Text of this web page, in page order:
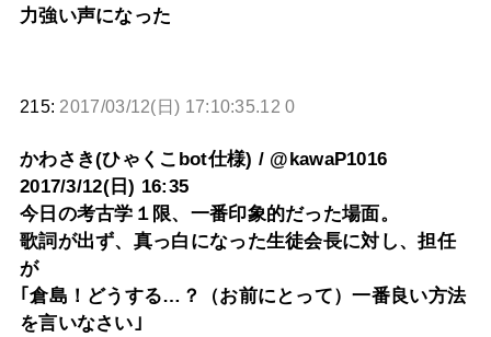
力強い声になった
215: 2017/03/12(日) 17:10:35.12 0
かわさき(ひゃくこbot仕様) / @kawaP1016
2017/3/12(日) 16:35
今日の考古学１限、一番印象的だった場面。
歌詞が出ず、真っ白になった生徒会長に対し、担任
が
｢倉島！どうする…？（お前にとって）一番良い方法
を言いなさい｣